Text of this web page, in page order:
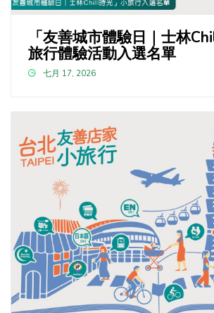
「友善城市體驗日｜士林
旅行體驗活動入選名單
七月 17, 2026